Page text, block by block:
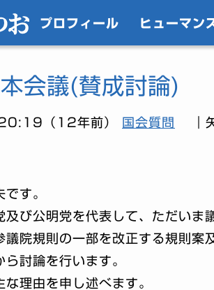
プロフィール ヒューマン
会議(賛成討論)
（12年前） 国会質問 ｜
す。
及び公明党を代表して、ただいま
議院規則の一部を改正する規則案
ら討論を行います。
な理由を申し述べます。